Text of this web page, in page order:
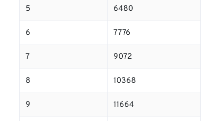
5 6480
6 7776
7 9072
8 10368
9 11664